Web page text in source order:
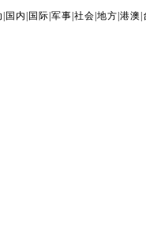
国内 国际 军事 社会 地方 港澳